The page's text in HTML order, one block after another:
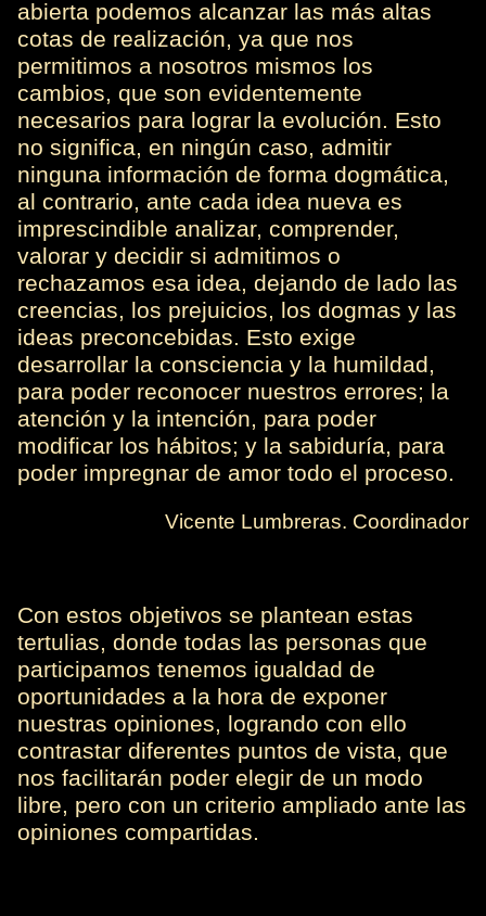
abierta podemos alcanzar las más altas
cotas de realización, ya que nos
permitimos a nosotros mismos los
cambios, que son evidentemente
necesarios para lograr la evolución. Esto
no significa, en ningún caso, admitir
ninguna información de forma dogmática,
al contrario, ante cada idea nueva es
imprescindible analizar, comprender,
valorar y decidir si admitimos o
rechazamos esa idea, dejando de lado las
creencias, los prejuicios, los dogmas y las
ideas preconcebidas. Esto exige
desarrollar la consciencia y la humildad,
para poder reconocer nuestros errores; la
atención y la intención, para poder
modificar los hábitos; y la sabiduría, para
poder impregnar de amor todo el proceso.
Vicente Lumbreras. Coordinador
Con estos objetivos se plantean estas
tertulias, donde todas las personas que
participamos tenemos igualdad de
oportunidades a la hora de exponer
nuestras opiniones, logrando con ello
contrastar diferentes puntos de vista, que
nos facilitarán poder elegir de un modo
libre, pero con un criterio ampliado ante las
opiniones compartidas.